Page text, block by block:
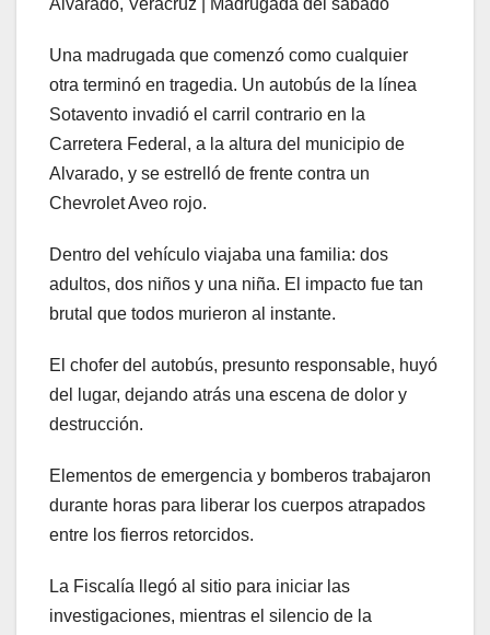
Alvarado, Veracruz | Madrugada del sábado
Una madrugada que comenzó como cualquier
otra terminó en tragedia. Un autobús de la línea
Sotavento invadió el carril contrario en la
Carretera Federal, a la altura del municipio de
Alvarado, y se estrelló de frente contra un
Chevrolet Aveo rojo.
Dentro del vehículo viajaba una familia: dos
adultos, dos niños y una niña. El impacto fue tan
brutal que todos murieron al instante.
El chofer del autobús, presunto responsable, huyó
del lugar, dejando atrás una escena de dolor y
destrucción.
Elementos de emergencia y bomberos trabajaron
durante horas para liberar los cuerpos atrapados
entre los fierros retorcidos.
La Fiscalía llegó al sitio para iniciar las
investigaciones, mientras el silencio de la